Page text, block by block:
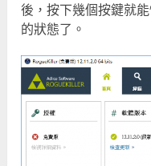
後，按下幾個按鍵就
的狀態了。